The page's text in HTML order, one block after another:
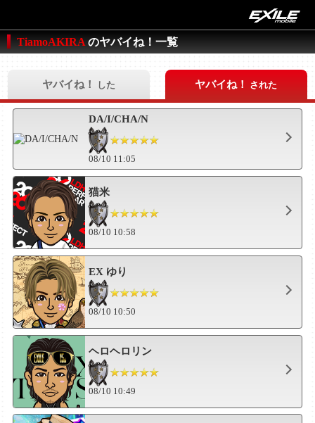
TiamoAKIRA のヤバイね！一覧
ヤバイね！ した ヤバイね！ された
DA/I/CHA/N
08/10 11:05
猫米
08/10 10:58
EX ゆり
08/10 10:50
ヘロヘロリン
08/10 10:49